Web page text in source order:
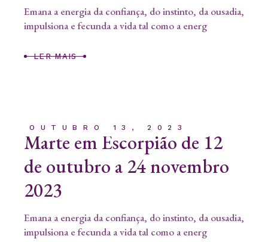
Emana a energia da confiança, do instinto, da ousadia,
impulsiona e fecunda a vida tal como a energ
LER MAIS
OUTUBRO 13, 2023
Marte em Escorpião de 12
de outubro a 24 novembro
2023
Emana a energia da confiança, do instinto, da ousadia,
impulsiona e fecunda a vida tal como a energ